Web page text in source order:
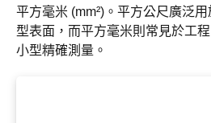
平方毫米 (mm²)。平方公尺廣泛
型表面，而平方毫米則常見於工
小型精確測量。